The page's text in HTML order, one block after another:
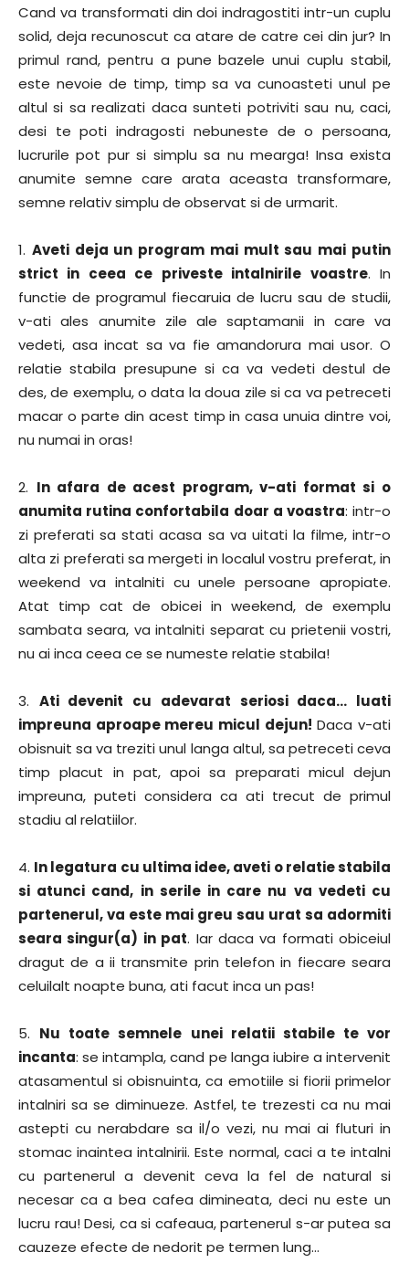
Cand va transformati din doi indragostiti intr-un cuplu
solid, deja recunoscut ca atare de catre cei din jur? In
primul rand, pentru a pune bazele unui cuplu stabil,
este nevoie de timp, timp sa va cunoasteti unul pe
altul si sa realizati daca sunteti potriviti sau nu, caci,
desi te poti indragosti nebuneste de o persoana,
lucrurile pot pur si simplu sa nu mearga! Insa exista
anumite semne care arata aceasta transformare,
semne relativ simplu de observat si de urmarit.
1. Aveti deja un program mai mult sau mai putin
strict in ceea ce priveste intalnirile voastre. In
functie de programul fiecaruia de lucru sau de studii,
v-ati ales anumite zile ale saptamanii in care va
vedeti, asa incat sa va fie amandorura mai usor. O
relatie stabila presupune si ca va vedeti destul de
des, de exemplu, o data la doua zile si ca va petreceti
macar o parte din acest timp in casa unuia dintre voi,
nu numai in oras!
2. In afara de acest program, v-ati format si o
anumita rutina confortabila doar a voastra: intr-o
zi preferati sa stati acasa sa va uitati la filme, intr-o
alta zi preferati sa mergeti in localul vostru preferat, in
weekend va intalniti cu unele persoane apropiate.
Atat timp cat de obicei in weekend, de exemplu
sambata seara, va intalniti separat cu prietenii vostri,
nu ai inca ceea ce se numeste relatie stabila!
3. Ati devenit cu adevarat seriosi daca… luati
impreuna aproape mereu micul dejun! Daca v-ati
obisnuit sa va treziti unul langa altul, sa petreceti ceva
timp placut in pat, apoi sa preparati micul dejun
impreuna, puteti considera ca ati trecut de primul
stadiu al relatiilor.
4. In legatura cu ultima idee, aveti o relatie stabila
si atunci cand, in serile in care nu va vedeti cu
partenerul, va este mai greu sau urat sa adormiti
seara singur(a) in pat. Iar daca va formati obiceiul
dragut de a ii transmite prin telefon in fiecare seara
celuilalt noapte buna, ati facut inca un pas!
5. Nu toate semnele unei relatii stabile te vor
incanta: se intampla, cand pe langa iubire a intervenit
atasamentul si obisnuinta, ca emotiile si fiorii primelor
intalniri sa se diminueze. Astfel, te trezesti ca nu mai
astepti cu nerabdare sa il/o vezi, nu mai ai fluturi in
stomac inaintea intalnirii. Este normal, caci a te intalni
cu partenerul a devenit ceva la fel de natural si
necesar ca a bea cafea dimineata, deci nu este un
lucru rau! Desi, ca si cafeaua, partenerul s-ar putea sa
cauzeze efecte de nedorit pe termen lung…